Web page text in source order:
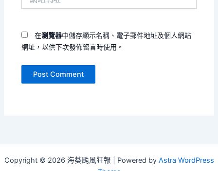
在瀏覽器中儲存顯示名稱、電子郵件地址及個人網站
網址，以供下次發佈留言時使用。
Copyright © 2026 海葵颱風狂報 | Powered by Astra WordPress